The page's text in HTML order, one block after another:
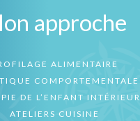
approche
ALIMENTAIRE
COMPORTEMENTALE
DE L’ENFANT INTÉRIEUR
ATELIERS CUISINE